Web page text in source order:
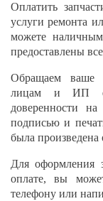
Оплатить
услуги ремонта
можете
предоставлены
Обращаем ваше
лицам и ИП
доверенности
подписью и
была произведена
Для оформления
оплате, вы
телефону или